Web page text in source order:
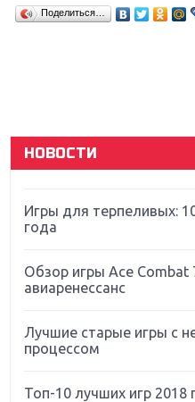
Поделиться…
НОВОСТИ
Sony
Far Cry 5: хвалить
Игры для терпеливых:
года
Обзор игры Ace Combat
авиаренессанс
Лучшие старые игры с
процессом
Топ-10 лучших игр 2018